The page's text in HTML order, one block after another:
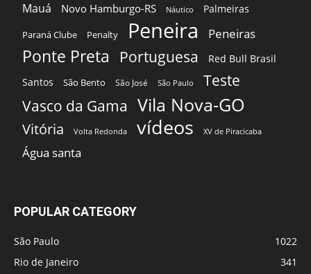
Mauá Novo Hamburgo-RS Náutico Palmeiras
Paraná Clube Penalty Peneira Peneiras
Ponte Preta Portuguesa
Red Bull Brasil
Santos
São Bento São José São Paulo Teste
Vasco da Gama Vila Nova-GO
Vitória Volta Redonda vídeos XV de Piracicaba
Água santa
POPULAR CATEGORY
São Paulo
1022
Rio de Janeiro
341